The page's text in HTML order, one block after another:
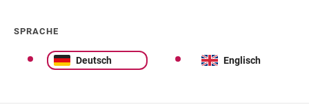
SPRACHE
Deutsch Englisch